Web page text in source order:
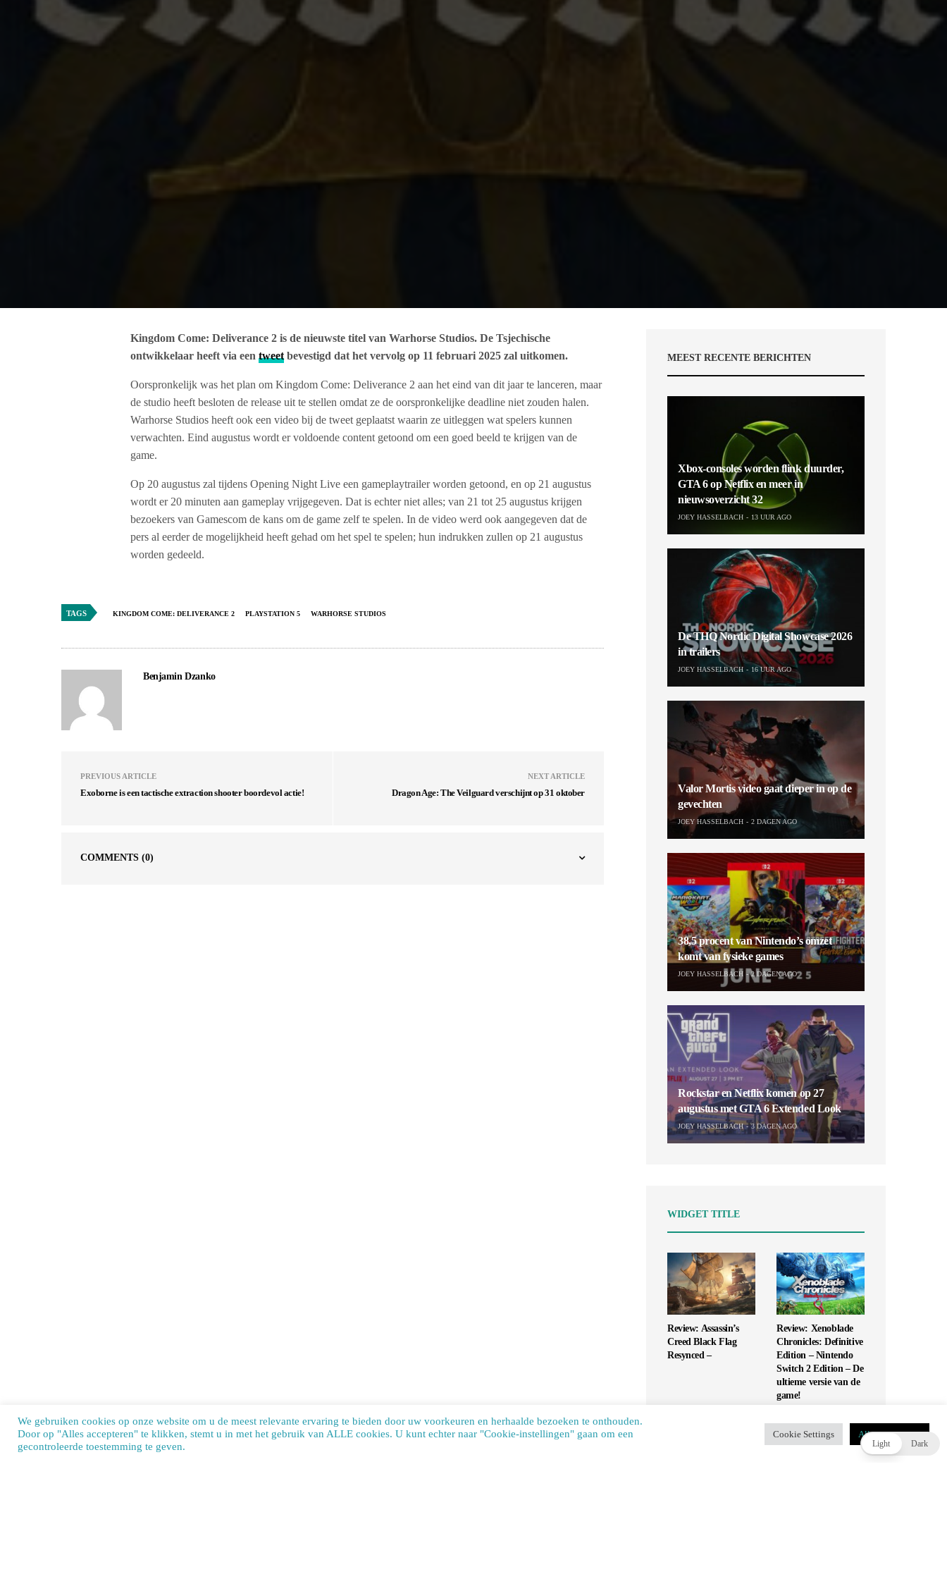
Kingdom Come: Deliverance 2 is de nieuwste titel van Warhorse Studios. De Tsjechische
ontwikkelaar heeft via eentweetbevestigd dat het vervolg op 11 februari 2025 zal uitkomen.
Oorspronkelijk was het plan om Kingdom Come: Deliverance 2 aan het eind van dit jaar te lanceren, maar
de studio heeft besloten de release uit te stellen omdat ze de oorspronkelijke deadline niet zouden halen.
Warhorse Studios heeft ook een video bij de tweet geplaatst waarin ze uitleggen wat spelers kunnen
verwachten. Eind augustus wordt er voldoende content getoond om een goed beeld te krijgen van de
game.
Op 20 augustus zal tijdens Opening Night Live een gameplaytrailer worden getoond, en op 21 augustus
wordt er 20 minuten aan gameplay vrijgegeven. Dat is echter niet alles; van 21 tot 25 augustus krijgen
bezoekers van Gamescom de kans om de game zelf te spelen. In de video werd ook aangegeven dat de
pers al eerder de mogelijkheid heeft gehad om het spel te spelen; hun indrukken zullen op 21 augustus
worden gedeeld.
TAGS KINGDOM COME: DELIVERANCE 2 PLAYSTATION 5 WARHORSE STUDIOS
Benjamin Dzanko
PREVIOUS ARTICLE
Exoborne is een tactische extraction shooter boordevol actie!
NEXT ARTICLE
Dragon Age: The Veilguard verschijnt op 31 oktober
COMMENTS (0)
MEEST RECENTE BERICHTEN
Xbox-consoles worden flink duurder,
GTA 6 op Netflix en meer in
nieuwsoverzicht 32
JOEY HASSELBACH 13 UUR AGO
De THQ Nordic Digital Showcase 2026
in trailers
JOEY HASSELBACH 16 UUR AGO
Valor Mortis video gaat dieper in op de
gevechten
JOEY HASSELBACH 2 DAGEN AGO
38,5 procent van Nintendo’s omzet
komt van fysieke games
JOEY HASSELBACH 2 DAGEN AGO
Rockstar en Netflix komen op 27
augustus met GTA 6 Extended Look
JOEY HASSELBACH 3 DAGEN AGO
WIDGET TITLE
Review: Assassin’s
Creed Black Flag
Resynced –
Review: Xenoblade
Chronicles: Definitive
Edition – Nintendo
Switch 2 Edition – De
ultieme versie van de
game!
We gebruiken cookies op onze website om u de meest relevante ervaring te bieden door uw voorkeuren en herhaalde bezoeken te onthouden.
Door op "Alles accepteren" te klikken, stemt u in met het gebruik van ALLE cookies. U kunt echter naar "Cookie-instellingen" gaan om een ​​
gecontroleerde toestemming te geven.
Cookie Settings Alles accepteren
Light Dark
Our site uses cookies. Learn more about our use of cookies:cookie policy ACCEPT